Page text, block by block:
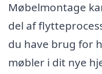
Møbelmontage
del af
du have brug for
møbler i dit nye